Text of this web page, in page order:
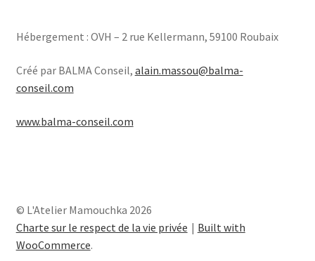
Hébergement : OVH – 2 rue Kellermann, 59100 Roubaix
Créé par BALMA Conseil, alain.massou@balma-
conseil.com
www.balma-conseil.com
© L'Atelier Mamouchka 2026
Charte sur le respect de la vie privée
Built with
WooCommerce.